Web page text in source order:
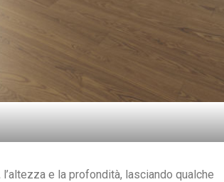
e la profondità, lasciando qualche